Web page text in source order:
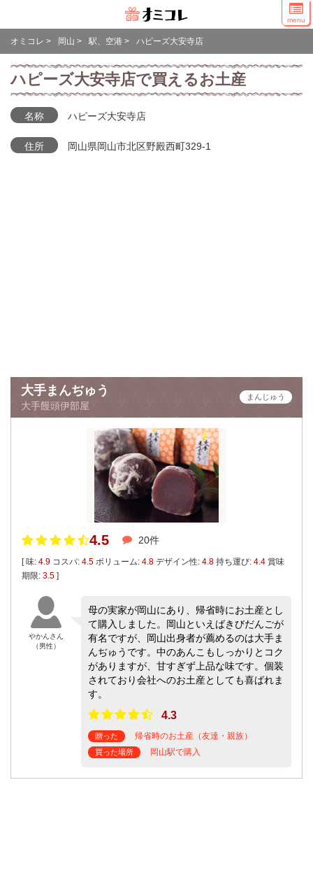
menu
オミコレ > 岡山 > 駅、空港 > ハピーズ大安寺店
ハピーズ大安寺店で買えるお土産
名称 ハピーズ大安寺店
住所 岡山県岡山市北区野殿西町329-1
大手まんぢゅう
大手饅頭伊部屋
まんじゅう
4.5 20件
[ 味: 4.9 コスパ: 4.5 ボリューム: 4.8 デザイン性: 4.8 持ち運び: 4.4 賞味
期限: 3.5 ]
やかんさん
（男性）
母の実家が岡山にあり、帰省時にお土産とし
て購入しました。岡山といえばきびだんごが
有名ですが、岡山出身者が薦めるのは大手ま
んぢゅうです。中のあんこもしっかりとコク
がありますが、甘すぎず上品な味です。個装
されており会社へのお土産としても喜ばれま
す。
4.3
贈った 帰省時のお土産（友達・親族）
買った場所 岡山駅で購入